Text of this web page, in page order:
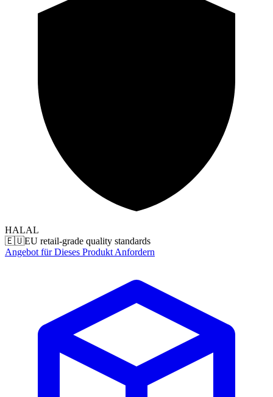
HALAL
🇪🇺EU retail-grade quality standards
Angebot für Dieses Produkt Anfordern